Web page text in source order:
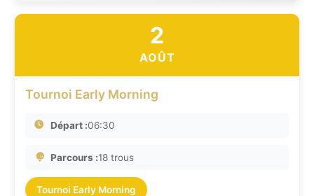
2
AOÛT
Tournoi Early Morning
Départ :06:30
Parcours :18 trous
Tournoi Early Morning